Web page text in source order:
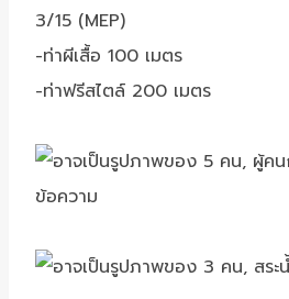
3/15 (MEP)
-ท่าผีเสื้อ 100 เมตร
-ท่าฟรีสไตล์ 200 เมตร